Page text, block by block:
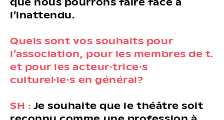
l’inattendu.
Quels sont vos souhaits pour
l’association, pour les membres de t.
et pour les acteur·trice·s
culturel·le·s en général?
SH : Je souhaite que le théâtre soit